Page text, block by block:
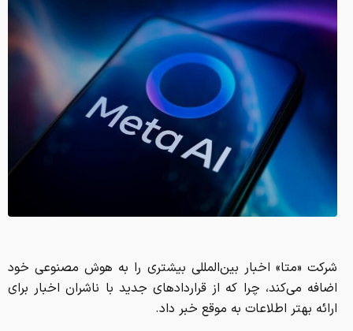
شرکت «متا» اخبار بین‌المللی بیشتری را به هوش مصنوعی خود
اضافه می‌کند، چرا که از قراردادهای جدید با ناشران اخبار برای
ارائه بهتر اطلاعات به موقع خبر داد.